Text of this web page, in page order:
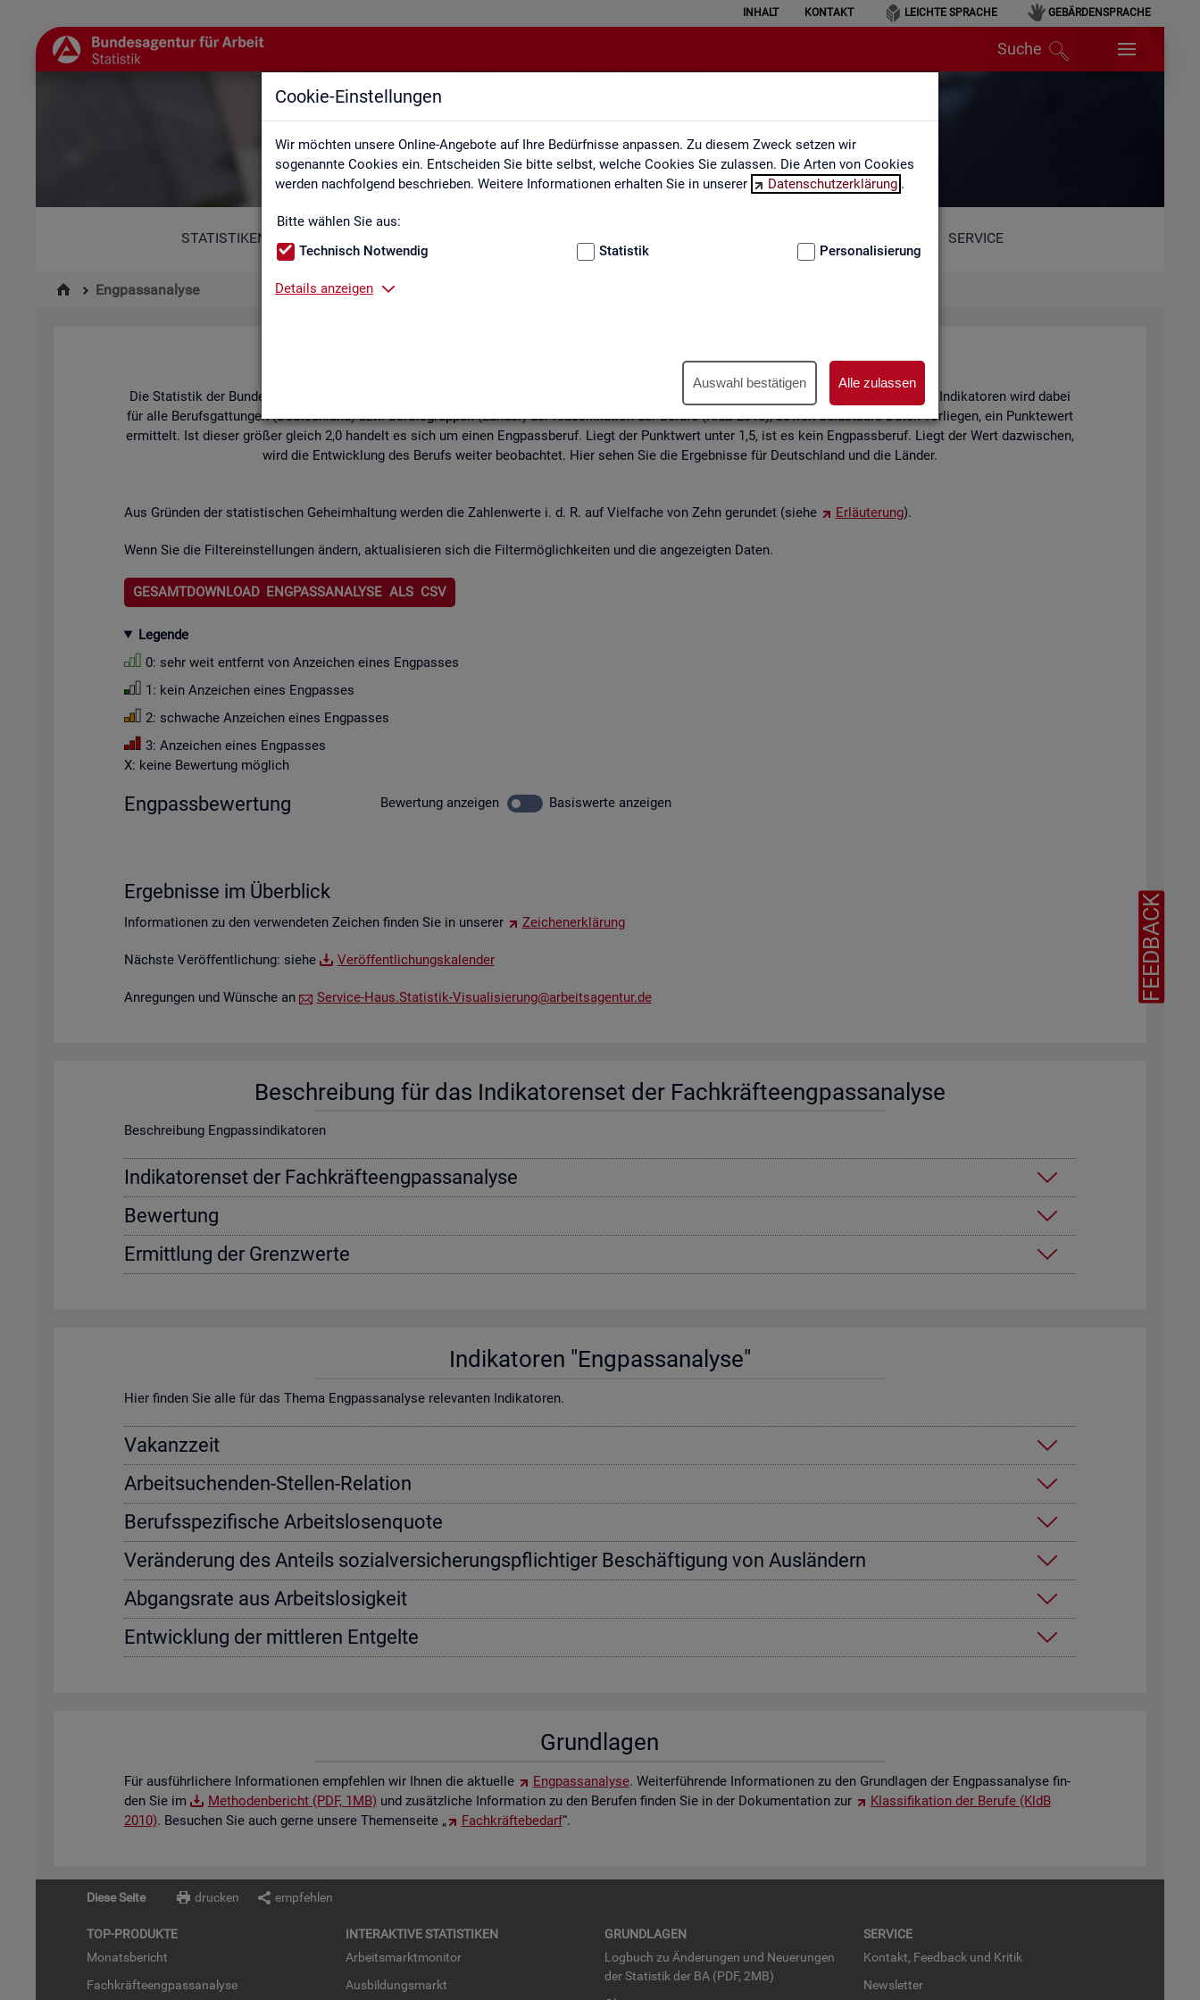
Cookie-Einstellungen
Wir möchten unsere Online-Angebote auf Ihre Bedürfnisse anpassen. Zu diesem Zweck setzen wir
sogenannte Cookies ein. Entscheiden Sie bitte selbst, welche Cookies Sie zulassen. Die Arten von Cookies
werden nachfolgend beschrieben. Weitere Informationen erhalten Sie in unserer
Datenschutzerklärung .
Bitte wählen Sie aus:
Technisch Notwendig
Statistik Personalisierung
Details anzeigen
Auswahl bestätigen Alle zulassen
INHALT KONTAKT LEICHTE SPRACHE GEBÄRDENSPRACHE
Suche
Engpassanalyse
STATISTIKEN SERVICE
Engpassanalyse
Eng­pass­ana­ly­se
Die Sta­tis­tik der Bun­des­agen­tur für Ar­beit be­wer­tet ein­mal jähr­lich die Fach­kräf­te­si­tua­ti­on am Ar­beits­markt. An­hand von 6 sta­tis­ti­schen In­di­ka­to­ren wird dabei
für alle Be­rufs­gat­tun­gen (Deutsch­land) bzw. Be­rufs­grup­pen (Län­der) der Klas­si­fi­ka­ti­on der Be­ru­fe (KldB 2010), so­weit be­last­ba­re Daten vor­lie­gen, ein Punk­te­wert
er­mit­telt. Ist die­ser grö­ßer gleich 2,0 han­delt es sich um einen Eng­pass­be­ruf. Liegt der Punkt­wert unter 1,5, ist es kein Eng­pass­be­ruf. Liegt der Wert da­zwi­schen,
wird die Ent­wick­lung des Be­rufs wei­ter be­ob­ach­tet. Hier sehen Sie die Er­geb­nis­se für Deutsch­land und die Län­der.
Aus Grün­den der sta­tis­ti­schen Ge­heim­hal­tung wer­den die Zah­len­wer­te i. d. R. auf Viel­fa­che von Zehn ge­run­det (siehe Er­läu­te­rung).
Wenn Sie die Fil­ter­ein­stel­lun­gen än­dern, ak­tua­li­sie­ren sich die Fil­ter­mög­lich­kei­ten und die an­ge­zeig­ten Daten.
GESAMTDOWNLOAD ENGPASSANALYSE ALS CSV
Le­gen­de
0: sehr weit ent­fernt von An­zei­chen eines Eng­pas­ses
1: kein An­zei­chen eines Eng­pas­ses
2: schwa­che An­zei­chen eines Eng­pas­ses
3: An­zei­chen eines Eng­pas­ses
X: keine Be­wer­tung mög­lich
Eng­pass­be­wer­tung Be­wer­tung an­zei­gen Ba­sis­wer­te an­zei­gen
Er­geb­nis­se im Über­blick
In­for­ma­tio­nen zu den ver­wen­de­ten Zei­chen fin­den Sie in un­se­rer Zei­chen­er­klä­rung
Nächs­te Ver­öf­fent­li­chung: siehe Ver­öf­fent­li­chungs­ka­len­der
An­re­gun­gen und Wün­sche an Ser­vice-Haus.​Statistik-​Vis​uali​sier​ung@​arb​eits​agen​tur.​de
Be­schrei­bung für das In­di­ka­to­ren­set der Fach­kräf­te­eng­pass­ana­ly­se
Be­schrei­bung Eng­pas­sin­di­ka­to­ren
In­di­ka­to­ren­set der Fach­kräf­te­eng­pass­ana­ly­se
Be­wer­tung
Er­mitt­lung der Grenz­wer­te
In­di­ka­to­ren "Eng­pass­ana­ly­se"
Hier fin­den Sie alle für das Thema Eng­pass­ana­ly­se re­le­van­ten In­di­ka­to­ren.
Va­kanz­zeit
Ar­beit­su­chen­den-Stel­len-Re­la­ti­on
Be­rufs­spe­zi­fi­sche Ar­beits­lo­sen­quo­te
Ver­än­de­rung des An­teils so­zi­al­ver­si­che­rungs­pflich­ti­ger Be­schäf­ti­gung von Aus­län­dern
Ab­gangs­ra­te aus Ar­beits­lo­sig­keit
Ent­wick­lung der mitt­le­ren Ent­gel­te
Grund­la­gen
Für aus­führ­li­che­re In­for­ma­tio­nen emp­feh­len wir Ihnen die ak­tu­el­le Eng­pass­ana­ly­se. Wei­ter­füh­ren­de In­for­ma­tio­nen zu den Grund­la­gen der Eng­pass­ana­ly­se fin­
den Sie im
Me­tho­den­be­richt (PDF, 1MB) und zu­sätz­li­che In­for­ma­ti­on zu den Be­ru­fen fin­den Sie in der Do­ku­men­ta­ti­on zur
Klas­si­fi­ka­ti­on der Be­ru­fe (KldB
2010). Be­su­chen Sie auch gerne un­se­re The­men­sei­te „ Fach­kräf­te­be­darf“.
FEEDBACK
Diese Seite drucken empfehlen
TOP-PRO­DUK­TE
Mo­nats­be­richt
Fach­kräf­te­eng­pass­ana­ly­se
IN­TER­AK­TI­VE STA­TIS­TI­KEN
Ar­beits­markt­mo­ni­tor
Aus­bil­dungs­markt
GRUND­LA­GEN
Log­buch zu Än­de­run­gen und Neue­run­gen
der Sta­tis­tik der BA (PDF, 2MB)
SER­VICE
Kon­takt, Feed­back und Kri­tik
News­let­ter